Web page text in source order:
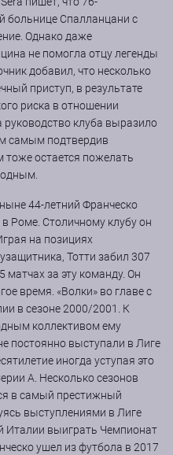
больнице Спалланцани с
Однако даже
не помогла отцу легенды
добавил, что несколько
приступ, в результате
риска в отношении
клуба выразило
самым подтвердив
остается пожелать
44-летний Франческо
Роме. Столичному клубу он
на позициях
Тотти забил 307
матчах за эту команду. Он
время. «Волки» во главе с
в сезоне 2000/2001. К
коллективом ему
постоянно выступали в Лиге
иногда уступая это
А. Несколько сезонов
в самый престижный
выступлениями в Лиге
Италии выиграть Чемпионат
ушел из футбола в 2017